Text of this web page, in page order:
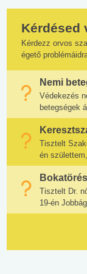
Kérdésed
Kérdezz orvos
égető
Nemi
Védekezés
betegségek
Tisztelt
én
Tisztelt Dr.
19-én